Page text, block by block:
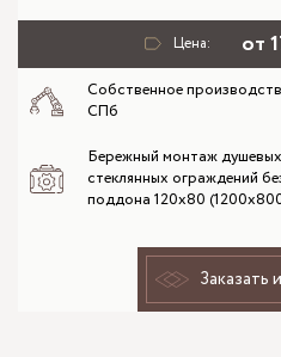
Цена: от
Собственное
СПб
Бережный монтаж душевых
стеклянных ограждений
поддона 120х80
Заказать